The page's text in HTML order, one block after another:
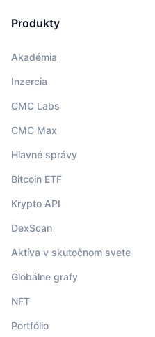
Produkty
Akadémia
Inzercia
CMC Labs
CMC Max
Hlavné správy
Bitcoin ETF
Krypto API
DexScan
Aktíva v skutočnom svete
Globálne grafy
NFT
Portfólio